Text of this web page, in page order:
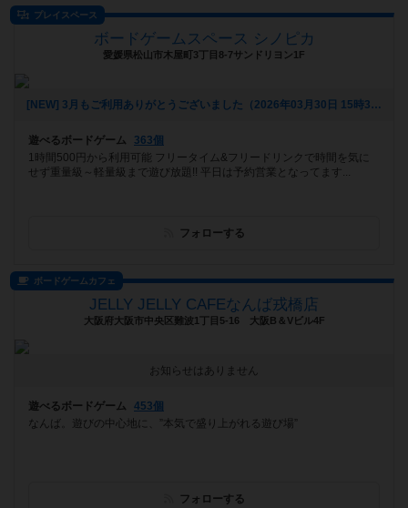
プレイスペース
ボードゲームスペース シノピカ
愛媛県松山市木屋町3丁目8-7サンドリヨン1F
[NEW] 3月もご利用ありがとうございました（2026年03月30日 15時38分）
遊べるボードゲーム
363個
1時間500円から利用可能 フリータイム&フリードリンクで時間を気に
せず重量級～軽量級まで遊び放題!! 平日は予約営業となってます...
フォローする
ボードゲームカフェ
JELLY JELLY CAFEなんば戎橋店
大阪府大阪市中央区難波1丁目5-16 大阪B＆Vビル4F
お知らせはありません
遊べるボードゲーム
453個
なんば。遊びの中心地に、”本気で盛り上がれる遊び場”
フォローする